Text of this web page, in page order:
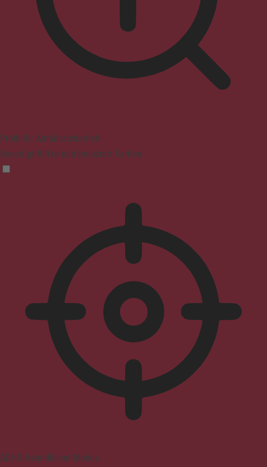
Profil für Anfallssicherheit
Beseitigt Blitze und reduziert Farben
ADHD-freundlicher Modus